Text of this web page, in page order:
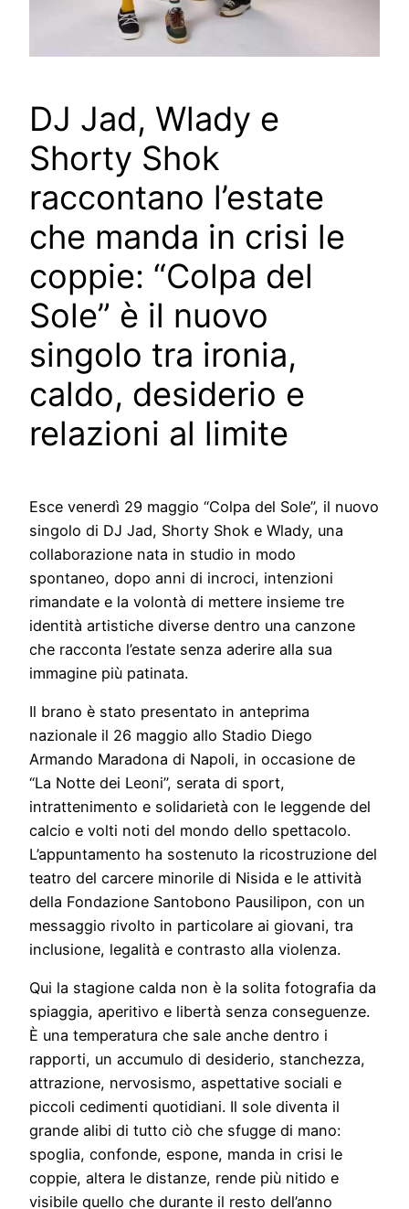
DJ Jad, Wlady e
Shorty Shok
raccontano l’estate
che manda in crisi le
coppie: “Colpa del
Sole” è il nuovo
singolo tra ironia,
caldo, desiderio e
relazioni al limite
Esce venerdì 29 maggio “Colpa del Sole”, il nuovo
singolo di DJ Jad, Shorty Shok e Wlady, una
collaborazione nata in studio in modo
spontaneo, dopo anni di incroci, intenzioni
rimandate e la volontà di mettere insieme tre
identità artistiche diverse dentro una canzone
che racconta l’estate senza aderire alla sua
immagine più patinata.
Il brano è stato presentato in anteprima
nazionale il 26 maggio allo Stadio Diego
Armando Maradona di Napoli, in occasione de
“La Notte dei Leoni”, serata di sport,
intrattenimento e solidarietà con le leggende del
calcio e volti noti del mondo dello spettacolo.
L’appuntamento ha sostenuto la ricostruzione del
teatro del carcere minorile di Nisida e le attività
della Fondazione Santobono Pausilipon, con un
messaggio rivolto in particolare ai giovani, tra
inclusione, legalità e contrasto alla violenza.
Qui la stagione calda non è la solita fotografia da
spiaggia, aperitivo e libertà senza conseguenze.
È una temperatura che sale anche dentro i
rapporti, un accumulo di desiderio, stanchezza,
attrazione, nervosismo, aspettative sociali e
piccoli cedimenti quotidiani. Il sole diventa il
grande alibi di tutto ciò che sfugge di mano:
spoglia, confonde, espone, manda in crisi le
coppie, altera le distanze, rende più nitido e
visibile quello che durante il resto dell’anno